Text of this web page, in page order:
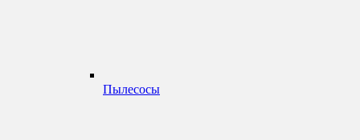
Пылесосы